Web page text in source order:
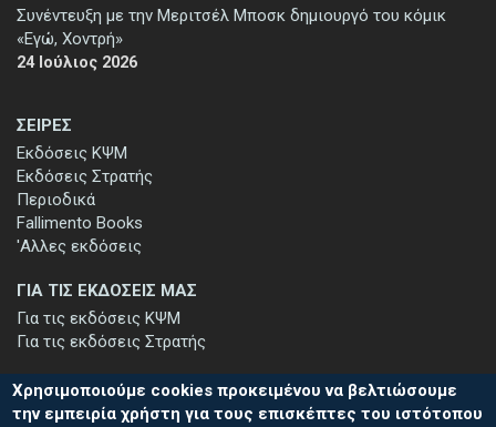
ΣΕΙΡΕΣ
Εκδόσεις ΚΨΜ
Εκδόσεις Στρατής
Περιοδικά
Fallimento Books
'Αλλες εκδόσεις
Συνέντευξη με την Μεριτσέλ Μποσκ δημιουργό του κόμικ
«Εγώ, Χοντρή»
24 Ιούλιος 2026
ΓΙΑ ΤΙΣ ΕΚΔΟΣΕΙΣ ΜΑΣ
Για τις εκδόσεις ΚΨΜ
Για τις εκδόσεις Στρατής
Χρησιμοποιούμε cookies προκειμένου να βελτιώσουμε
την εμπειρία χρήστη για τους επισκέπτες του ιστότοπου